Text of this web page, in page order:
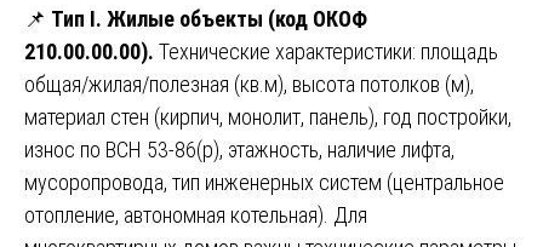
📌 Тип I. Жилые объекты (код ОКОФ
210.00.00.00). Технические характеристики: площадь
общая/жилая/полезная (кв.м), высота потолков (м),
материал стен (кирпич, монолит, панель), год постройки,
износ по ВСН 53-86(р), этажность, наличие лифта,
мусоропровода, тип инженерных систем (центральное
отопление, автономная котельная). Для